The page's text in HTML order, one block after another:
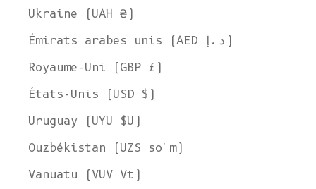
Ukraine (UAH ₴)
Émirats arabes unis (AED د.إ)
Royaume-Uni (GBP £)
États-Unis (USD $)
Uruguay (UYU $U)
Ouzbékistan (UZS so'm)
Vanuatu (VUV Vt)